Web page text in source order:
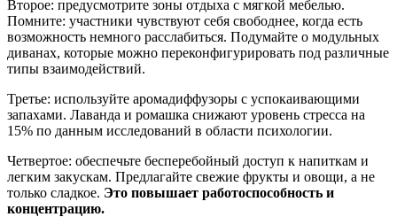
Второе: предусмотрите зоны отдыха с мягкой мебелью.
Помните: участники чувствуют себя свободнее, когда есть
возможность немного расслабиться. Подумайте о модульных
диванах, которые можно переконфигурировать под различные
типы взаимодействий.
Третье: используйте аромадиффузоры с успокаивающими
запахами. Лаванда и ромашка снижают уровень стресса на
15% по данным исследований в области психологии.
Четвертое: обеспечьте бесперебойный доступ к напиткам и
легким закускам. Предлагайте свежие фрукты и овощи, а не
только сладкое. Это повышает работоспособность и
концентрацию.